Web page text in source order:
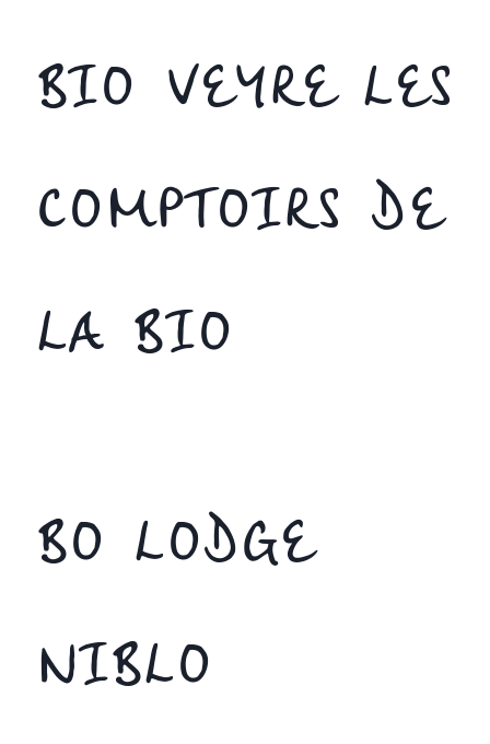
BIO VEYRE LES
COMPTOIRS DE
LA BIO
BO LODGE
NIBLO